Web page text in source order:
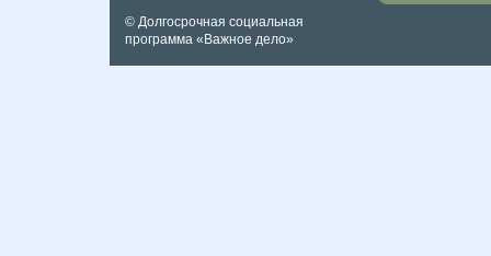
© Долгосрочная социальная
программа «Важное дело»